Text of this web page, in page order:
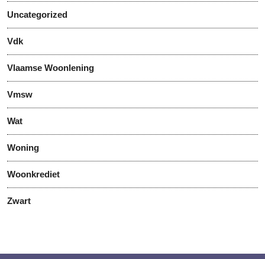
Uncategorized
Vdk
Vlaamse Woonlening
Vmsw
Wat
Woning
Woonkrediet
Zwart